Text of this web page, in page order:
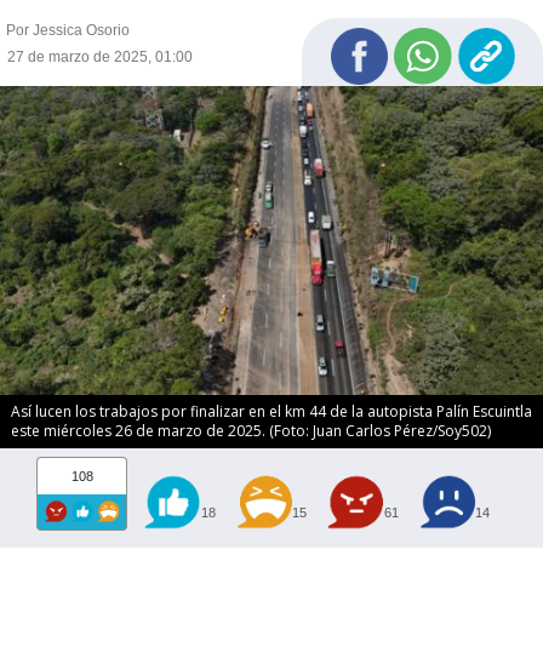
Por Jessica Osorio
27 de marzo de 2025, 01:00
Así lucen los trabajos por finalizar en el km 44 de la autopista Palín Escuintla
este miércoles 26 de marzo de 2025. (Foto: Juan Carlos Pérez/Soy502)
108
18 15 61 14